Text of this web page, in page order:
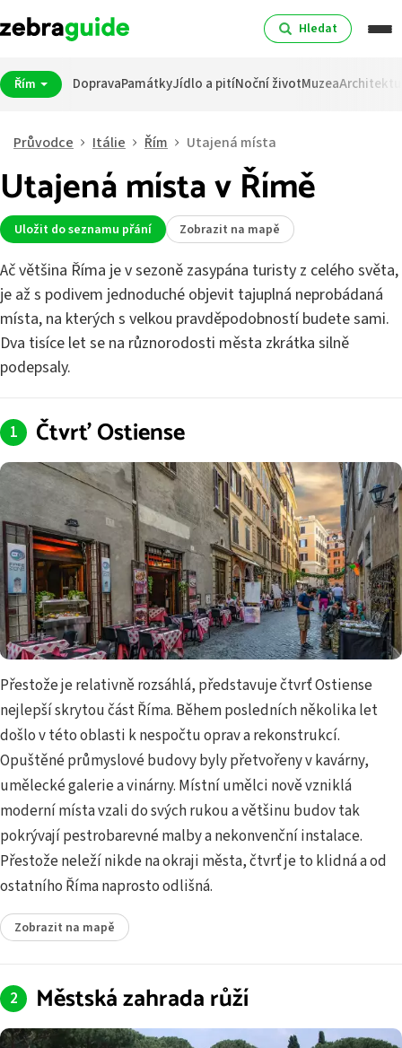
Hledat
Řím DopravaPamátkyJídlo a pitíNoční životMuzea
Průvodce Itálie Řím Utajená místa
Utajená místa v Římě
Uložit do seznamu přání Zobrazit na mapě
Ač většina Říma je v sezoně zasypána turisty z celého světa,
je až s podivem jednoduché objevit tajuplná neprobádaná
místa, na kterých s velkou pravděpodobností budete sami.
Dva tisíce let se na různorodosti města zkrátka silně
podepsaly.
Čtvrť Ostiense
Přestože je relativně rozsáhlá, představuje čtvrť Ostiense
nejlepší skrytou část Říma. Během posledních několika let
došlo v této oblasti k nespočtu oprav a rekonstrukcí.
Opuštěné průmyslové budovy byly přetvořeny v kavárny,
umělecké galerie a vinárny. Místní umělci nově vzniklá
moderní místa vzali do svých rukou a většinu budov tak
pokrývají pestrobarevné malby a nekonvenční instalace.
Přestože neleží nikde na okraji města, čtvrť je to klidná a od
ostatního Říma naprosto odlišná.
Zobrazit na mapě
Městská zahrada růží